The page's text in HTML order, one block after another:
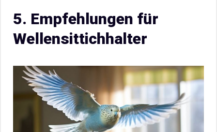
5. Empfehlungen für
Wellensittichhalter